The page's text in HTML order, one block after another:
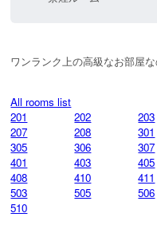
All rooms list
201
202 203
207
208 301
305
306 307
401
403 405
408
410 411
503
505 506
510